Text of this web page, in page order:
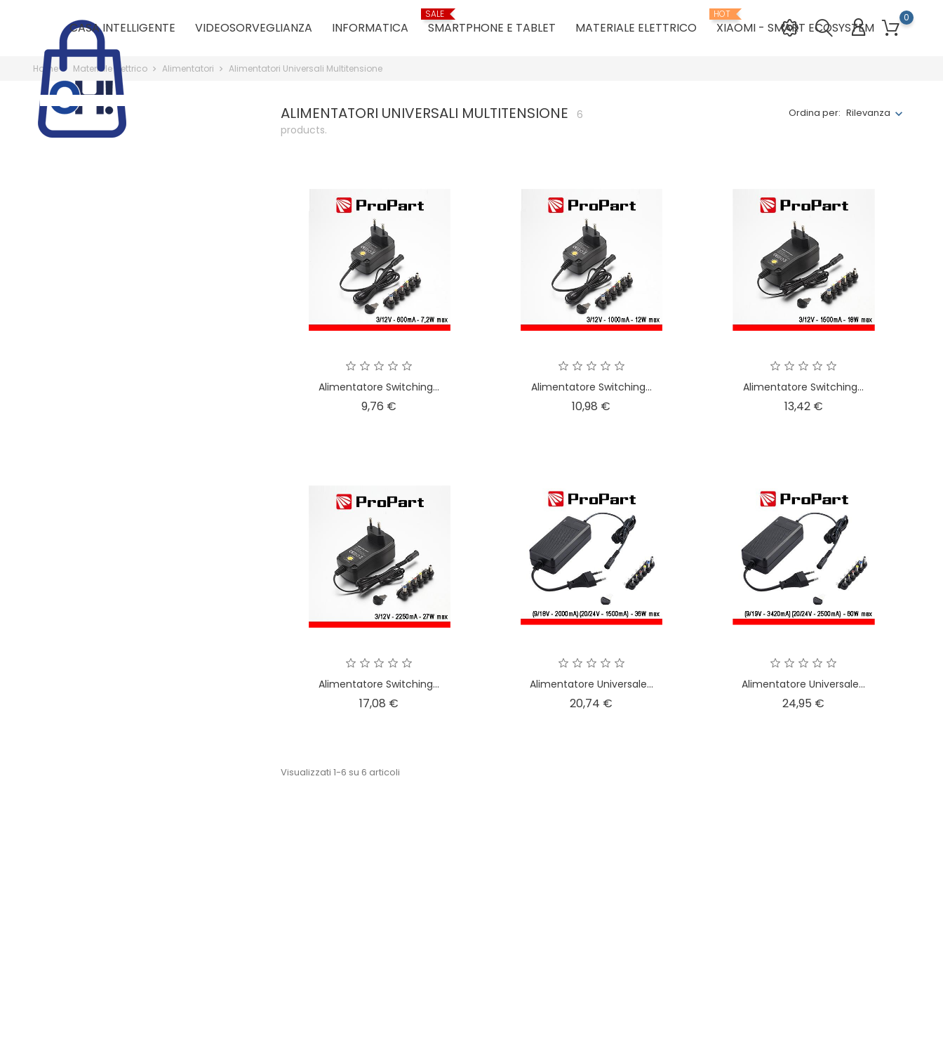
0
CASA INTELLIGENTE VIDEOSORVEGLIANZA INFORMATICA
SALE
SMARTPHONE E TABLET MATERIALE ELETTRICO
HOT
XIAOMI - SMART ECOSYSTEM
Home Materiale Elettrico Alimentatori Alimentatori Universali Multitensione
ALIMENTATORI UNIVERSALI MULTITENSIONE
6
products.
Ordina per: Rilevanza
Alimentatore Switching...
9,76 €
Alimentatore Switching...
10,98 €
Alimentatore Switching...
13,42 €Prezzo
Alimentatore Switching...
17,08 €
Alimentatore Universale...
20,74 €
Alimentatore Universale...
24,95 €
Visualizzati 1-6 su 6 articoli